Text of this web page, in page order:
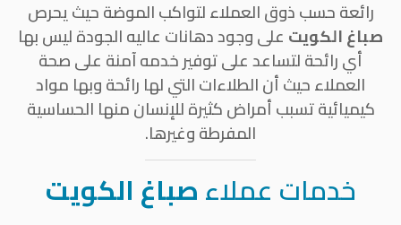
رائعة حسب ذوق العملاء لتواكب الموضة حيث يحرص
صباغ الكويت على وجود دهانات عاليه الجودة ليس بها
أي رائحة لتساعد على توفير خدمه آمنة على صحة
العملاء حيث أن الطلاءات التي لها رائحة وبها مواد
كيميائية تسبب أمراض كثيرة للإنسان منها الحساسية
المفرطة وغيرها.
خدمات عملاءصباغ الكويت